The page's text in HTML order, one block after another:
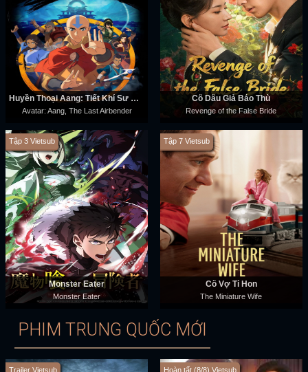
Huyền Thoại Aang: Tiết Khí Sư Cuối Cùng
Avatar: Aang, The Last Airbender
Cô Dâu Giả Báo Thù
Revenge of the False Bride
Tập 3 Vietsub
Monster Eater
Monster Eater
Tập 7 Vietsub
Cô Vợ Tí Hon
The Miniature Wife
PHIM TRUNG QUỐC MỚI
Trailer Vietsub Hoàn tất (8/8) Vietsub